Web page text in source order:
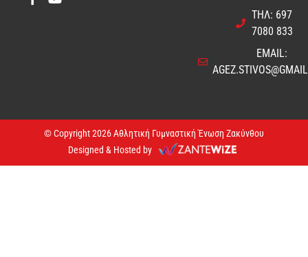
ΤΗΛ: 697
7080 833
EMAIL:
© Copyright 2026 Αθλητική Γυμναστική Ένωση Ζακύνθου
Designed & Hosted by